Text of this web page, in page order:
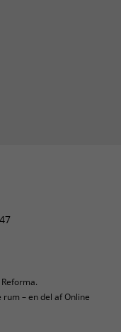
– en del af Online